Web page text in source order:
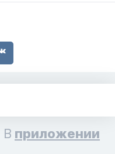
В приложении